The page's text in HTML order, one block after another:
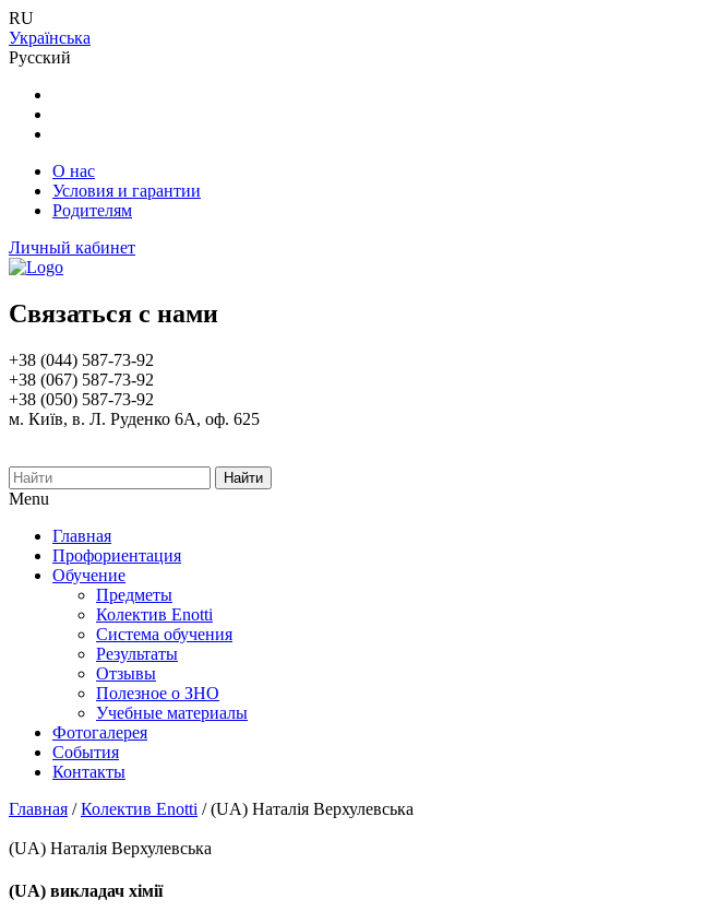
RU
Українська
Русский
О нас
Условия и гарантии
Родителям
Личный кабинет
Связаться с нами
+38 (044) 587-73-92
+38 (067) 587-73-92
+38 (050) 587-73-92
м. Київ, в. Л. Руденко 6А, оф. 625
Найти
Menu
Главная
Профориентация
Обучение
Предметы
Колектив Enotti
Система обучения
Результаты
Отзывы
Полезное о ЗНО
Учебные материалы
Фотогалерея
События
Контакты
Главная /Колектив Enotti /(UA) Наталія Верхулевська
(UA) Наталія Верхулевська
(UA) викладач хімії